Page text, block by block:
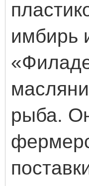
имбирь
рыба.